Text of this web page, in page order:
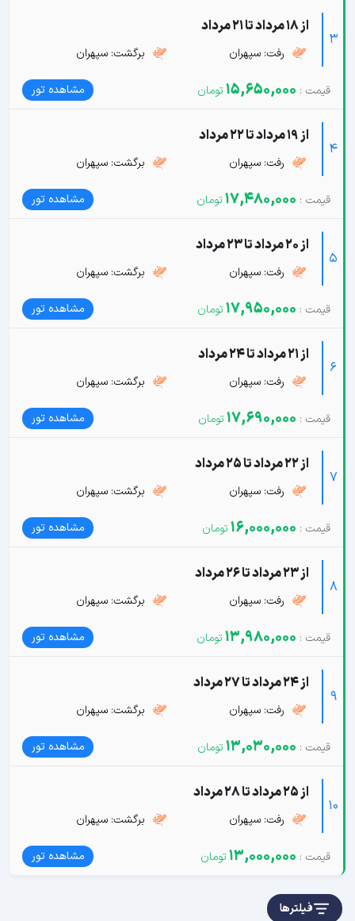
3
از 18 مرداد تا 21 مرداد
رفت: سپهران برگشت: سپهران
15,650,000 مشاهده تور
4
از 19 مرداد تا 22 مرداد
رفت: سپهران برگشت: سپهران
17,480,000 مشاهده تور
5
از 20 مرداد تا 23 مرداد
رفت: سپهران برگشت: سپهران
17,950,000 مشاهده تور
6
از 21 مرداد تا 24 مرداد
رفت: سپهران برگشت: سپهران
17,690,000 مشاهده تور
7
از 22 مرداد تا 25 مرداد
رفت: سپهران برگشت: سپهران
16,000,000 مشاهده تور
8
از 23 مرداد تا 26 مرداد
رفت: سپهران برگشت: سپهران
13,980,000 مشاهده تور
9
از 24 مرداد تا 27 مرداد
رفت: سپهران برگشت: سپهران
13,030,000 مشاهده تور
10
از 25 مرداد تا 28 مرداد
رفت: سپهران برگشت: سپهران
13,000,000 مشاهده تور
فیلترها